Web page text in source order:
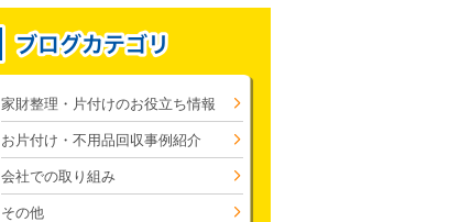
家財整理・片付けのお役立ち情報
お片付け・不用品回収事例紹介
会社での取り組み
その他